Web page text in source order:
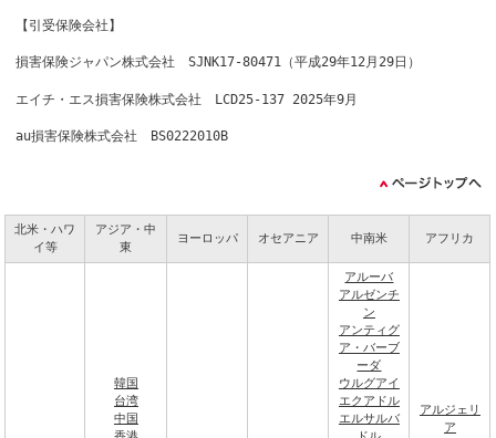
【引受保険会社】
損害保険ジャパン株式会社 SJNK17-80471（平成29年12月29日）
エイチ・エス損害保険株式会社 LCD25-137 2025年9月
au損害保険株式会社 BS0222010B
北米・ハワ
イ等
アジア・中
東
ヨーロッパ オセアニア 中南米 アフリカ
韓国
台湾
中国
アルーバ
アルゼンチ
ン
アンティグ
ア・バーブ
ーダ
ウルグアイ
エクアドル
エルサルバ
アルジェリ
ア